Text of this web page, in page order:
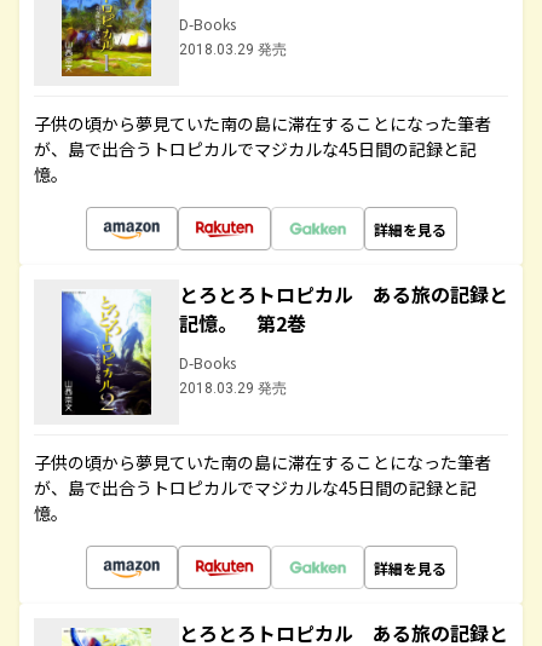
D-Books
2018.03.29 発売
子供の頃から夢見ていた南の島に滞在することになった筆者
が、島で出合うトロピカルでマジカルな45日間の記録と記
憶。
詳細を見る
とろとろトロピカル ある旅の記録と
記憶。 第2巻
D-Books
2018.03.29 発売
子供の頃から夢見ていた南の島に滞在することになった筆者
が、島で出合うトロピカルでマジカルな45日間の記録と記
憶。
詳細を見る
とろとろトロピカル ある旅の記録と